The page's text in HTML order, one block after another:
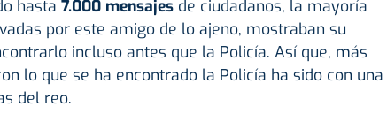
hasta 7.000 mensajesde ciudadanos, la mayoría
por este amigo de lo ajeno, mostraban su
incluso antes que la Policía. Así que, más
lo que se ha encontrado la Policía ha sido con una
del reo.